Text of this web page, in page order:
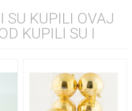
SU KUPILI OVAJ
KUPILI SU I